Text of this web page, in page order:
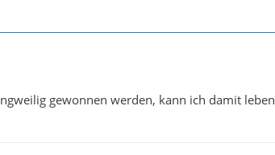
gewonnen werden, kann ich damit leben